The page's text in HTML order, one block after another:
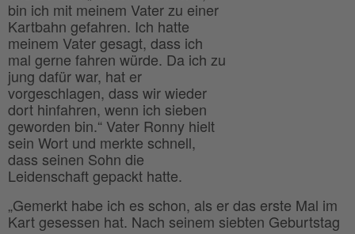
bin ich mit meinem Vater zu einer
Kartbahn gefahren. Ich hatte
meinem Vater gesagt, dass ich
mal gerne fahren würde. Da ich zu
jung dafür war, hat er
vorgeschlagen, dass wir wieder
dort hinfahren, wenn ich sieben
geworden bin.“ Vater Ronny hielt
sein Wort und merkte schnell,
dass seinen Sohn die
Leidenschaft gepackt hatte.
„Gemerkt habe ich es schon, als er das erste Mal im
Kart gesessen hat. Nach seinem siebten Geburtstag